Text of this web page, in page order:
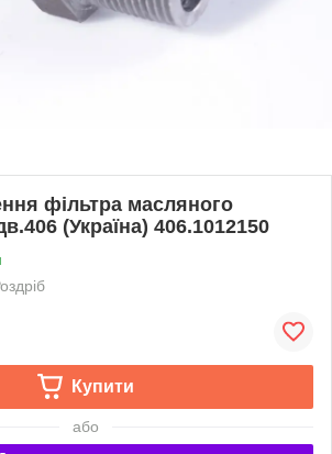
фiльтра масляного
(Україна) 406.1012150
Купити
або